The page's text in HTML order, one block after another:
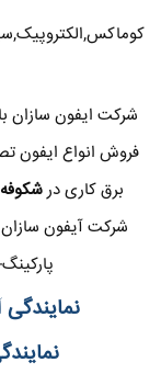
شرکت ایفون سازان
فروش انواع ایفون
برق کاری درشکوفه
شرکت آیفون